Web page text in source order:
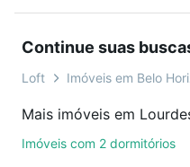
peixoto - Lourdes, Belo
ou por videochamada,
você ainda conta com
de imóveis.
Continue suas
Loft Imóveis em Belo
Mais imóveis em
Imóveis com 2 dormitórios